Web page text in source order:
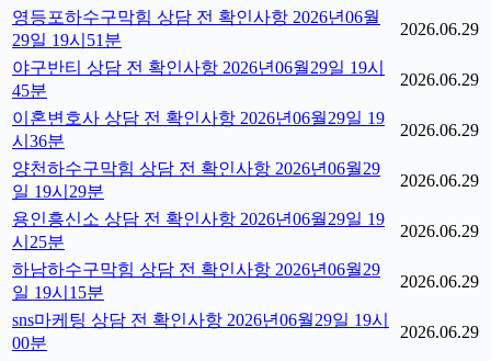
영등포하수구막힘 상담 전 확인사항 2026년06월
29일 19시51분
2026.06.29
야구반티 상담 전 확인사항 2026년06월29일 19시
45분
2026.06.29
이혼변호사 상담 전 확인사항 2026년06월29일 19
시36분
2026.06.29
양천하수구막힘 상담 전 확인사항 2026년06월29
일 19시29분
2026.06.29
용인흥신소 상담 전 확인사항 2026년06월29일 19
시25분
2026.06.29
하남하수구막힘 상담 전 확인사항 2026년06월29
일 19시15분
2026.06.29
sns마케팅 상담 전 확인사항 2026년06월29일 19시
00분
2026.06.29